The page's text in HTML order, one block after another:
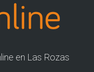
en Las Rozas